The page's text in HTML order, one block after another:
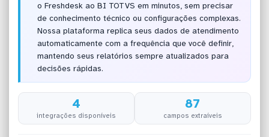
o Freshdesk ao BI TOTVS em minutos, sem precisar
de conhecimento técnico ou configurações complexas.
Nossa plataforma replica seus dados de atendimento
automaticamente com a frequência que você definir,
mantendo seus relatórios sempre atualizados para
decisões rápidas.
4
integrações disponíveis
87
campos extraíveis